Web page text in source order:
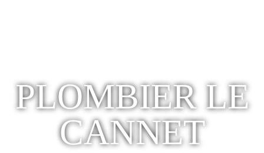
PLOMBIER LE
CANNET